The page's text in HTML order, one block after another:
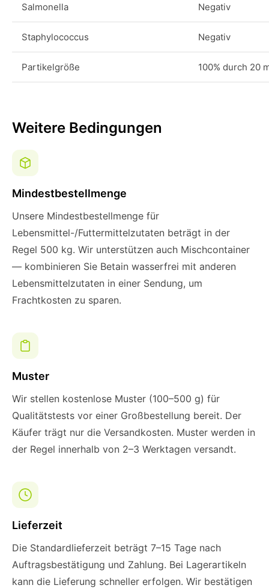
Salmonella Negativ
Staphylococcus Negativ
Partikelgröße 100% durch 20
Weitere Bedingungen
Mindestbestellmenge
Unsere Mindestbestellmenge für
Lebensmittel-/Futtermittelzutaten beträgt in der
Regel 500 kg. Wir unterstützen auch Mischcontainer
— kombinieren Sie Betain wasserfrei mit anderen
Lebensmittelzutaten in einer Sendung, um
Frachtkosten zu sparen.
Muster
Wir stellen kostenlose Muster (100–500 g) für
Qualitätstests vor einer Großbestellung bereit. Der
Käufer trägt nur die Versandkosten. Muster werden in
der Regel innerhalb von 2–3 Werktagen versandt.
Lieferzeit
Die Standardlieferzeit beträgt 7–15 Tage nach
Auftragsbestätigung und Zahlung. Bei Lagerartikeln
kann die Lieferung schneller erfolgen. Wir bestätigen